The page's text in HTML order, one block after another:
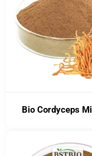
Bio Cordyceps